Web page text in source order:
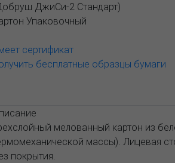
ДжиСи-2 Стандарт)
Упаковочный
сертификат
бесплатные образцы бумаги
мелованный картон из
массы). Лицевая
покрытия.